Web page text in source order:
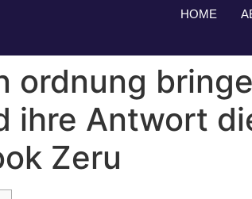
HOME
ordnung
ihre Antwort
Zeru